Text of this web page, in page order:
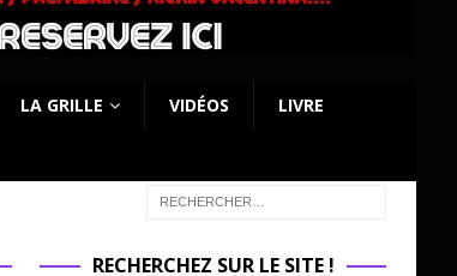
LA GRILLE VIDÉOS LIVRE
RECHERCHEZ SUR LE SITE !